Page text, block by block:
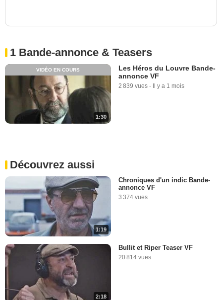
1 Bande-annonce & Teasers
1:30
VIDÉO EN COURS
Les Héros du Louvre Bande-
annonce VF
2 839 vues - Il y a 1 mois
Découvrez aussi
1:19
Chroniques d'un indic Bande-
annonce VF
3 374 vues
2:18
Bullit et Riper Teaser VF
20 814 vues